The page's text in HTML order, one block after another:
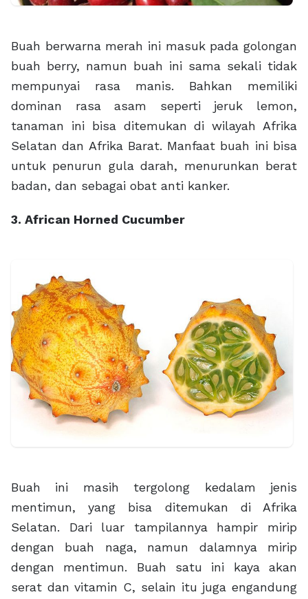
Buah berwarna merah ini masuk pada golongan
buah berry, namun buah ini sama sekali tidak
mempunyai rasa manis. Bahkan memiliki
dominan rasa asam seperti jeruk lemon,
tanaman ini bisa ditemukan di wilayah Afrika
Selatan dan Afrika Barat. Manfaat buah ini bisa
untuk penurun gula darah, menurunkan berat
badan, dan sebagai obat anti kanker.
3. African Horned Cucumber
Buah ini masih tergolong kedalam jenis
mentimun, yang bisa ditemukan di Afrika
Selatan. Dari luar tampilannya hampir mirip
dengan buah naga, namun dalamnya mirip
dengan mentimun. Buah satu ini kaya akan
serat dan vitamin C, selain itu juga engandung